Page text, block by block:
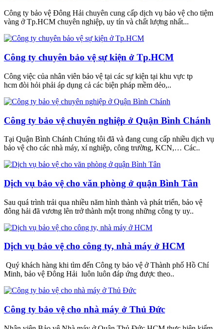
Công ty bảo vệ Đông Hải chuyên cung cấp dịch vụ bảo vệ cho tiệm
vàng ở Tp.HCM chuyên nghiệp, uy tín và chất lượng nhất...
Công ty chuyên bảo vệ sự kiện ở Tp.HCM
Công việc của nhân viên bảo vệ tại các sự kiện tại khu vực tp
hcm đòi hỏi phải áp dụng cả các biện pháp mềm dẻo,..
Công ty bảo vệ chuyên nghiệp ở Quận Bình Chánh
Tại Quận Bình Chánh Chúng tôi đã và đang cung cấp nhiều dịch vụ
bảo vệ cho các nhà máy, xí nghiệp, công trường, KCN,… Các..
Dịch vụ bảo vệ cho văn phòng ở quận Bình Tân
Sau quá trình trải qua nhiều năm hình thành và phát triển, bảo vệ
đông hải đã vương lên trở thành một trong những công ty uy..
Dịch vụ bảo vệ cho công ty, nhà máy ở HCM
Quý khách hàng khi tìm đến Công ty bảo vệ ở Thành phố Hồ Chí
Minh, bảo vệ Đông Hải luôn luôn đáp ứng được theo..
Công ty bảo vệ cho nhà máy ở Thủ Đức